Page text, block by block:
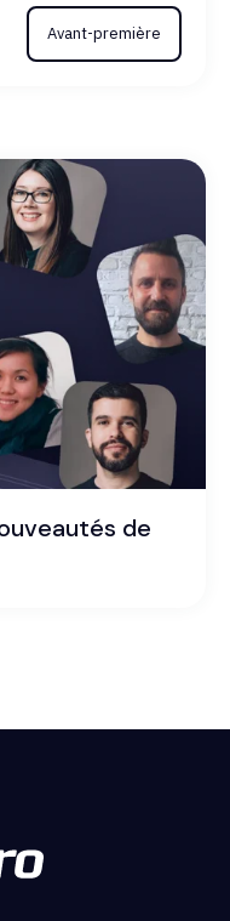
Avant-première
de